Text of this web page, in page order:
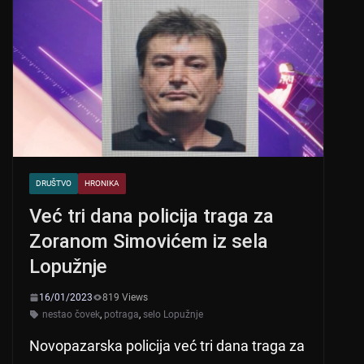
DRUŠTVO HRONIKA
Već tri dana policija traga za
Zoranom Simovićem iz sela
Lopužnje
16/01/2023
819 Views
nestao čovek, potraga, selo Lopužnje
Novopazarska policija već tri dana traga za